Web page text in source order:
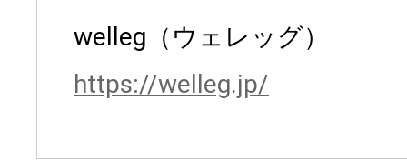
welleg（ウェレッグ）
https://welleg.jp/